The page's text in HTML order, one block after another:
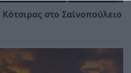
στο Σαϊνοπούλειο